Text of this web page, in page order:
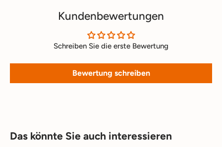
Kundenbewertungen
Schreiben Sie die erste Bewertung
Bewertung schreiben
Das könnte Sie auch interessieren